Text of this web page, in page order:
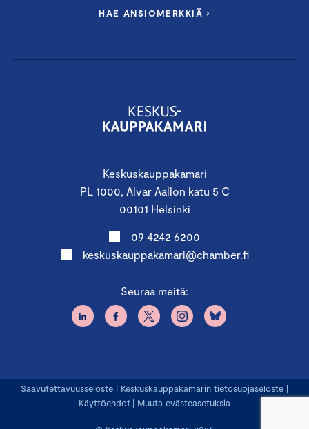
Keskuskauppakamari
PL 1000, Alvar Aallon katu 5 C
00101 Helsinki
09 4242 6200
keskuskauppakamari@chamber.fi
Seuraa meitä:
HAE ANSIOMERKKIÄ ›
Saavutettavuusseloste | Keskuskauppakamarin tietosuojaseloste |
Käyttöehdot | Muuta evästeasetuksia